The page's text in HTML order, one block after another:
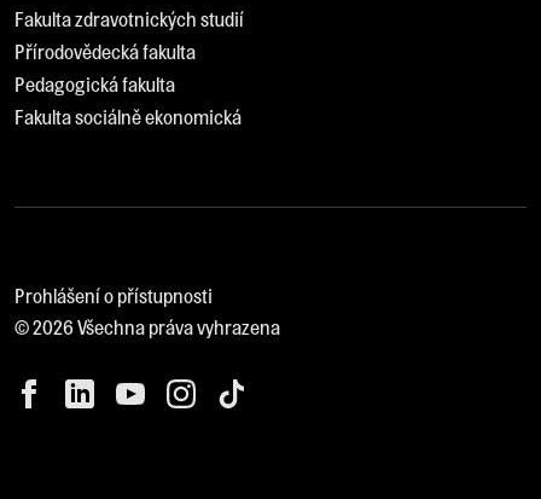
Fakulta zdravotnických studií
Přírodovědecká fakulta
Pedagogická fakulta
Fakulta sociálně ekonomická
Prohlášení o přístupnosti
© 2026 Všechna práva vyhrazena